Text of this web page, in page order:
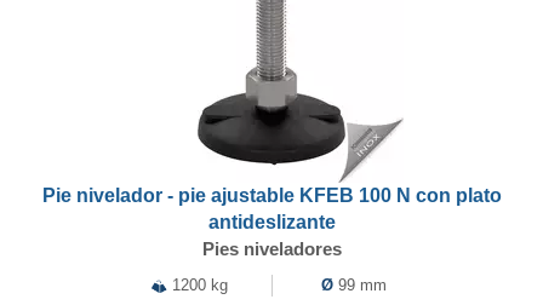
Pie nivelador - pie ajustable KFEB 100 N con plato
antideslizante
Pies niveladores
1200 kg Ø 99 mm